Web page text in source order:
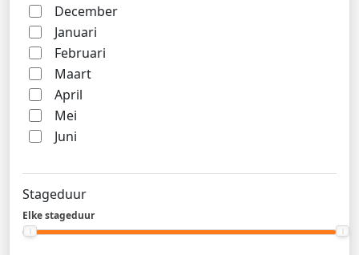
December
Januari
Februari
Maart
April
Mei
Juni
Stageduur
Elke stageduur